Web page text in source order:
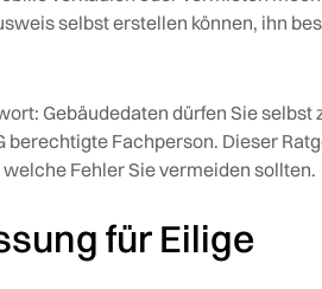
selbst erstellen können, ihn
Gebäudedaten dürfen Sie
berechtigte Fachperson. Dieser
Fehler Sie vermeiden sollten.
für Eilige